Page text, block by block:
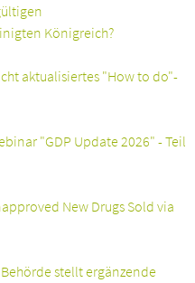
Königreich?
aktualisiertes "How to do"-
"GDP Update 2026" - Teil
New Drugs Sold via
stellt ergänzende